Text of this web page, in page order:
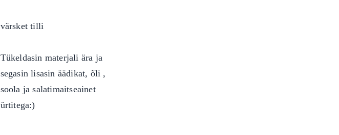
värsket tilli
Tükeldasin materjali ära ja
segasin lisasin äädikat, õli ,
soola ja salatimaitseainet
ürtitega:)